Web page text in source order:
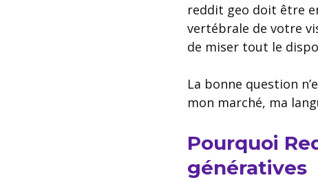
reddit geo doit être
vertébrale de votre
de miser tout le
La bonne question
mon marché, ma
Pourquoi
génératives